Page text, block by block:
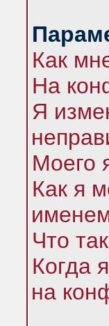
Как
На
Я
Моего
Как я
Что
Когда
на